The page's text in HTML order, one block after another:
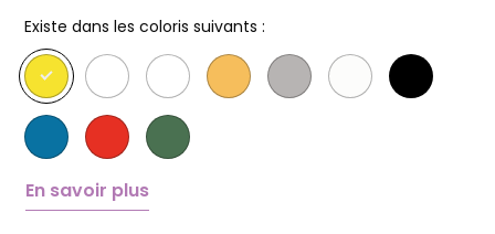
Existe dans les coloris suivants :
En savoir plus